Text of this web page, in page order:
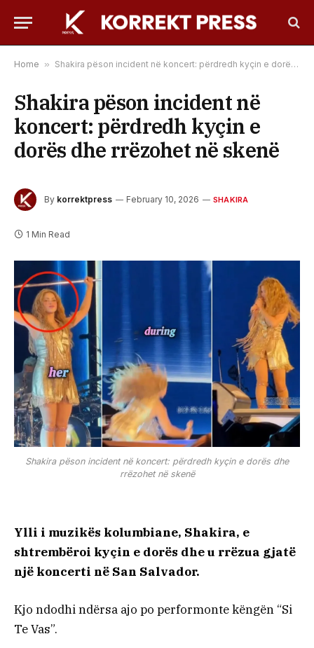
Home » Shakira pëson incident në koncert: përdredh kyçin e dorës dhe rrëzohet në skenë
Shakira pëson incident në
koncert: përdredh kyçin e
dorës dhe rrëzohet në skenë
By korrektpress February 10, 2026 SHAKIRA
1 Min Read
Shakira pëson incident në koncert: përdredh kyçin e dorës dhe
rrëzohet në skenë
Ylli i muzikës kolumbiane, Shakira, e
shtrembëroi kyçin e dorës dhe u rrëzua gjatë
një koncerti në San Salvador.
Kjo ndodhi ndërsa ajo po performonte këngën “Si
Te Vas”.